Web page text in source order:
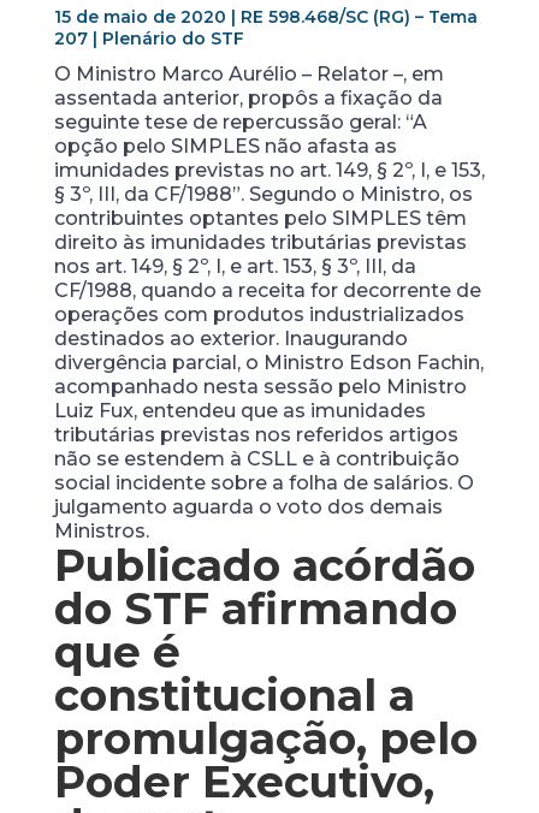
15 de maio de 2020 | RE 598.468/SC (RG) – Tema
207 | Plenário do STF
O Ministro Marco Aurélio – Relator –, em
assentada anterior, propôs a fixação da
seguinte tese de repercussão geral: “A
opção pelo SIMPLES não afasta as
imunidades previstas no art. 149, § 2º, I, e 153,
§ 3º, III, da CF/1988”. Segundo o Ministro, os
contribuintes optantes pelo SIMPLES têm
direito às imunidades tributárias previstas
nos art. 149, § 2º, I, e art. 153, § 3º, III, da
CF/1988, quando a receita for decorrente de
operações com produtos industrializados
destinados ao exterior. Inaugurando
divergência parcial, o Ministro Edson Fachin,
acompanhado nesta sessão pelo Ministro
Luiz Fux, entendeu que as imunidades
tributárias previstas nos referidos artigos
não se estendem à CSLL e à contribuição
social incidente sobre a folha de salários. O
julgamento aguarda o voto dos demais
Ministros.
Publicado acórdão
do STF afirmando
que é
constitucional a
promulgação, pelo
Poder Executivo,